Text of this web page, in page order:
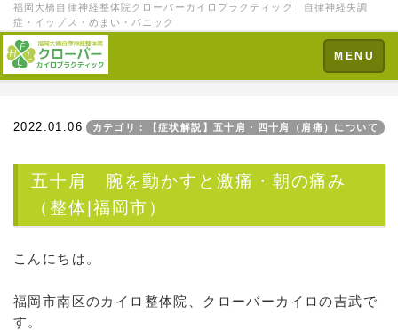
福岡大橋自律神経整体院クローバーカイロプラクティック｜自律神経失調
症・イップス・めまい・パニック
Toggle
navigation
MENU
2022.01.06 カテゴリ：【症状解説】五十肩・四十肩（肩痛）について
五十肩 腕を動かすと激痛・朝の痛み
（整体|福岡市）
こんにちは。
福岡市南区のカイロ整体院、クローバーカイロの吉武で
す。